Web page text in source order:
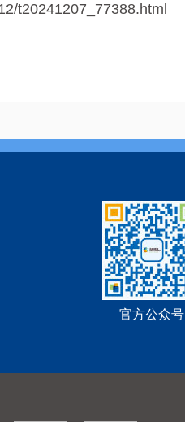
t20241207_77388.html
官方公众号